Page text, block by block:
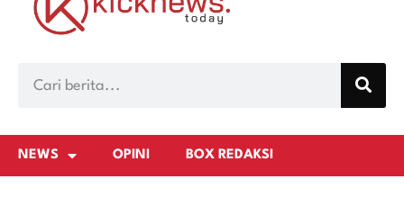
NEWS OPINI BOX REDAKSI